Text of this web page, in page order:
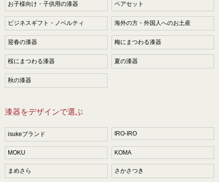
お子様向け・子供用の漆器 ペアセット
ビジネスギフト・ノベルティ 海外の方・外国人へのお土産
迎春の漆器 梅にまつわる漆器
桜にまつわる漆器 夏の漆器
秋の漆器
漆器をデザインで選ぶ
isukeブランド IRO-IRO
MOKU KOMA
まめさら さかさつき